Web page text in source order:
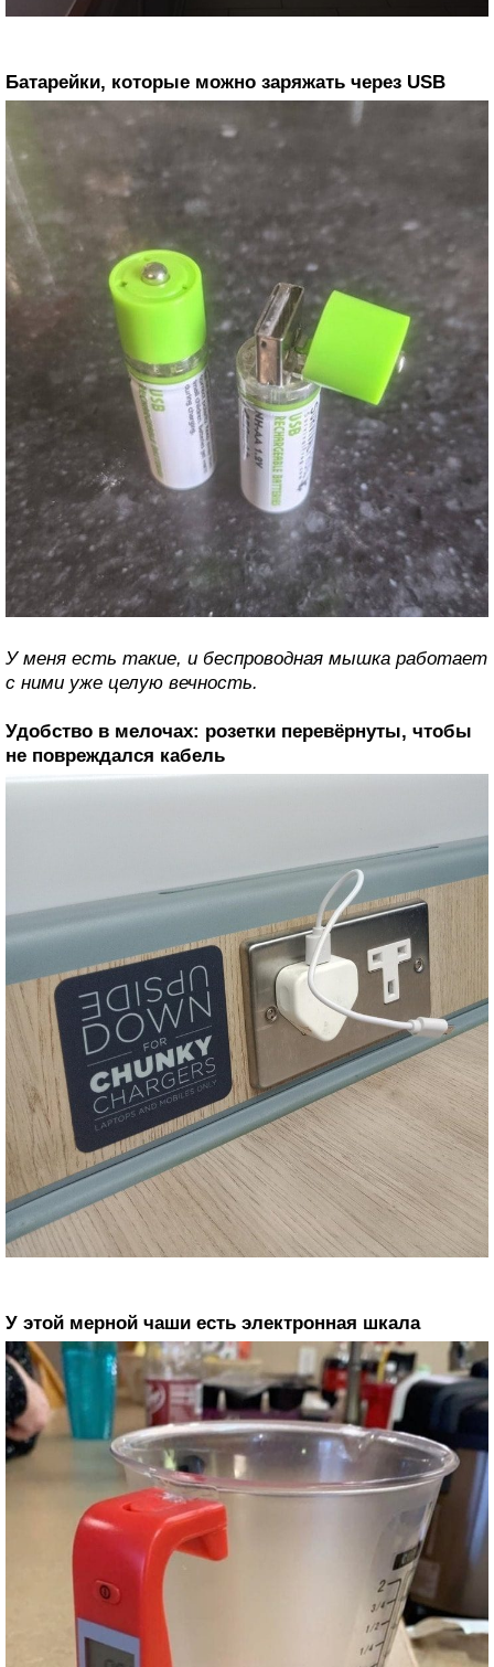
Батарейки, которые можно заряжать через USB
У меня есть такие, и беспроводная мышка работает
с ними уже целую вечность.
Удобство в мелочах: розетки перевёрнуты, чтобы
не повреждался кабель
У этой мерной чаши есть электронная шкала